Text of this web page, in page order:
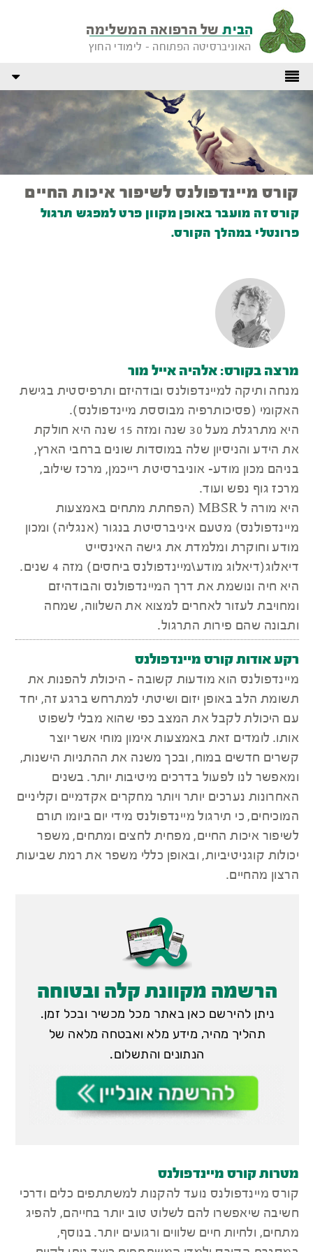
הביתשל הרפואה המשלימה
האוניברסיטה הפתוחה - לימודי החוץ
קורס מיינדפולנס לשיפור איכות החיים
קורס זה מועבר באופן מקוון פרט למפגש תרגול
פרונטלי במהלך הקורס.
מרצה בקורס: אלהיה אייל מור
מנחה ותיקה למיינדפולנס ובודהיזם ותרפיסטית בגישת
האקומי (פסיכותרפיה מבוססת מיינדפולנס).
היא מתרגלת מעל 30 שנה ומזה 15 שנה היא חולקת
את הידע והניסיון שלה במוסדות שונים ברחבי הארץ,
בניהם מכון מודע- אוניברסיטת רייכמן, מרכז שילוב,
מרכז גוף נפש ועוד.
היא מורה ל MBSR (הפחתת מתחים באמצעות
מיינדפולנס) מטעם איניברסיטת בנגור (אנגליה) ומכון
מודע וחוקרת ומלמדת את גישה האינסייט
דיאלוג(דיאלוג מודע\מיינדפולנס ביחסים) מזה 4 שנים.
היא חיה ונושמת את דרך המיינדפולנס והבודהיזם
ומחויבת לעזור לאחרים למצוא את השלווה, שמחה
ותבונה שהם פירות התרגול.
רקע אודות קורס מיינדפולנס
מיינדפולנס הוא מוּדעוּת קשובה - היכולת להפנות את
תשומת הלב באופן יזום ושיטתי למתרחש ברגע זה, יחד
עם היכולת לקבל את המצב כפי שהוא מבלי לשפוט
אותו. לומדים זאת באמצעות אימון מוחי אשר יוצר
קשרים חדשים במוח, ובכך משנה את ההתניות הישנות,
ומאפשר לנו לפעול בדרכים מיטיבות יותר. בשנים
האחרונות נערכים יותר ויותר מחקרים אקדמיים וקליניים
המוכיחים, כי תירגול מיינדפולנס מידי יום ביומו תורם
לשיפור איכות החיים, מפחית לחצים ומתחים, משפר
יכולות קוגניטיביות, ובאופן כללי משפר את רמת שביעות
הרצון מהחיים.
הרשמה מקוונת קלה ובטוחה
ניתן להירשם כאן באתר מכל מכשיר ובכל זמן.
תהליך מהיר, מידע מלא ואבטחה מלאה של
הנתונים והתשלום.
מטרות קורס מיינדפולנס
קורס מיינדפולנס נועד להקנות למשתתפים כלים ודרכי
חשיבה שיאפשרו להם לשלוט טוב יותר בחייהם, להפיג
מתחים, ולחיות חיים שלווים ורגועים יותר. בנוסף,